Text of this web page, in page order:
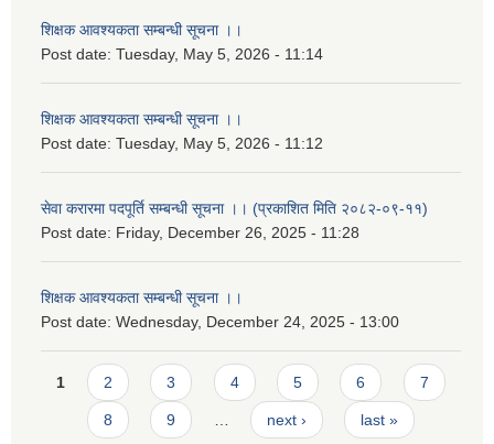
शिक्षक आवश्यकता सम्बन्धी सूचना ।।
Post date: Tuesday, May 5, 2026 - 11:14
शिक्षक आवश्यकता सम्बन्धी सूचना ।।
Post date: Tuesday, May 5, 2026 - 11:12
सेवा करारमा पदपूर्ति सम्बन्धी सूचना ।। (प्रकाशित मिति २०८२-०९-११)
Post date: Friday, December 26, 2025 - 11:28
शिक्षक आवश्यकता सम्बन्धी सूचना ।।
Post date: Wednesday, December 24, 2025 - 13:00
Pages
1 2 3 4 5 6 7
8 9 next › last »